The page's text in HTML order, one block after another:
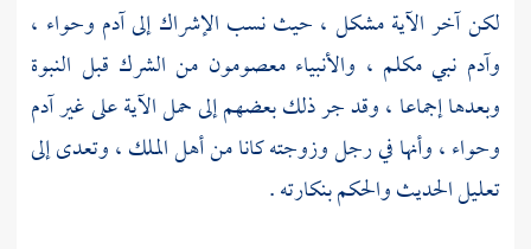
لكن آخر الآية مشكل ، حيث نسب الإشراك إلىآدم وحواء ،
وآدم نبي مكلم ، والأنبياء معصومون من الشرك قبل النبوة
وبعدها إجماعا ، وقد جر ذلك بعضهم إلى حمل الآية على غيرآدم
وحواء، وأنها في رجل وزوجته كانا من أهل الملك ، وتعدى إلى
تعليل الحديث والحكم بنكارته .